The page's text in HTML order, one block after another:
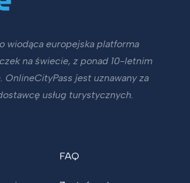
wiodąca europejska platforma
na świecie, z ponad 10-letnim
OnlineCityPass jest uznawany za
usług turystycznych.
FAQ